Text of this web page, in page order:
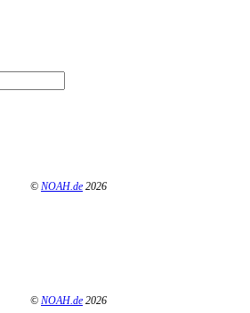
© NOAH.de 2026
© NOAH.de 2026